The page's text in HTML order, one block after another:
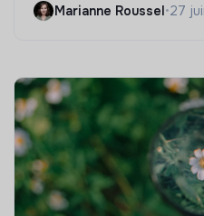
Marianne Roussel•27